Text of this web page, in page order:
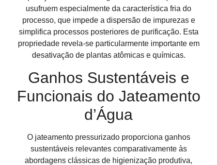
usufruem especialmente da característica fria do
processo, que impede a dispersão de impurezas e
simplifica processos posteriores de purificação. Esta
propriedade revela-se particularmente importante em
desativação de plantas atômicas e químicas.
Ganhos Sustentáveis e
Funcionais do Jateamento
d’Água
O jateamento pressurizado proporciona ganhos
sustentáveis relevantes comparativamente às
abordagens clássicas de higienização produtiva,